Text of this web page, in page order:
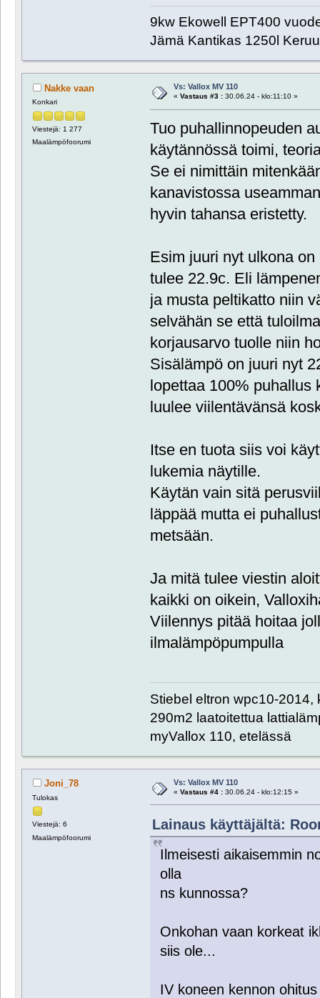
9kw Ekowell EPT400
Jämä Kantikas 1250l
Nakke vaan
Konkari
Viestejä: 1 277
Maalämpöfoorumi
Vs: Vallox MV 110
« Vastaus #3 :30.06.24 - klo:11:10 »
Tuo puhallinnopeuden
käytännössä toimi,
Se ei nimittäin
kanavistossa
hyvin tahansa eristetty.
Esim juuri nyt ulkona
tulee 22.9c. Eli
ja musta peltikatto niin
selvähän se että
korjausarvo tuolle niin
Sisälämpö on juuri nyt
lopettaa 100% puhallus
luulee viilentävänsä
Itse en tuota siis voi
lukemia näytille.
Käytän vain sitä
läppää mutta ei
metsään.
Ja mitä tulee viestin
kaikki on oikein,
Viilennys pitää hoitaa
ilmalämpöpumpulla
Stiebel eltron wpc10-
290m2 laatoitettua
myVallox 110, etelässä
Joni_78
Tulokas
Viestejä: 6
Maalämpöfoorumi
Vs: Vallox MV 110
« Vastaus #4 :30.06.24 - klo:12:15 »
Lainaus käyttäjältä:
Ilmeisesti aikaisemmin
olla
ns kunnossa?
Onkohan vaan korkeat
siis ole...
IV koneen kennon